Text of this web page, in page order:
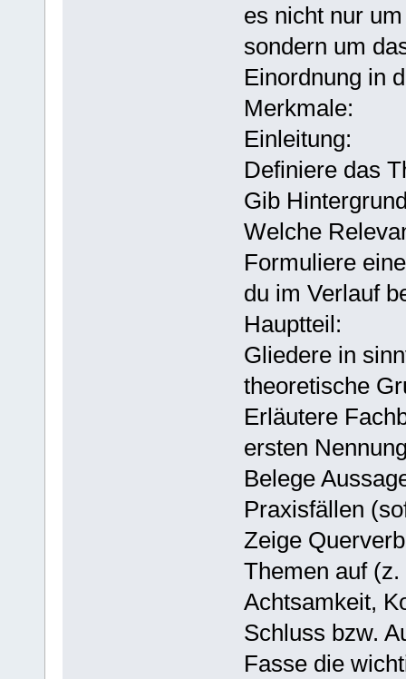
es nicht nur
sondern um
Einordnung in
Merkmale:
Einleitung:
Definiere das
Gib
Welche
Formuliere
du im Verlauf
Hauptteil:
Gliedere in
theoretische
Erläutere
ersten
Belege
Praxisfällen
Zeige
Themen auf
Achtsamkeit,
Schluss bzw.
Fasse die